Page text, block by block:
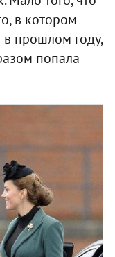
в котором
прошлом году,
попала